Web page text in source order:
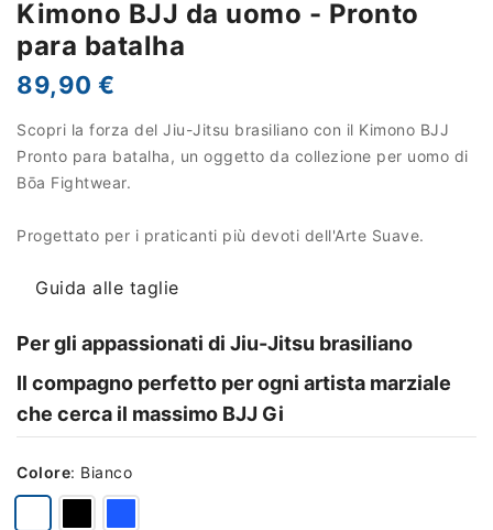
Kimono BJJ da uomo - Pronto
para batalha
89,90 €
Scopri la forza del Jiu-Jitsu brasiliano con il Kimono BJJ
Pronto para batalha, un oggetto da collezione per uomo di
Bōa Fightwear.
Progettato per i praticanti più devoti dell'Arte Suave.
Guida alle taglie
Per gli appassionati di Jiu-Jitsu brasiliano
Il compagno perfetto per ogni artista marziale
che cerca il massimo BJJ Gi
Colore: Bianco